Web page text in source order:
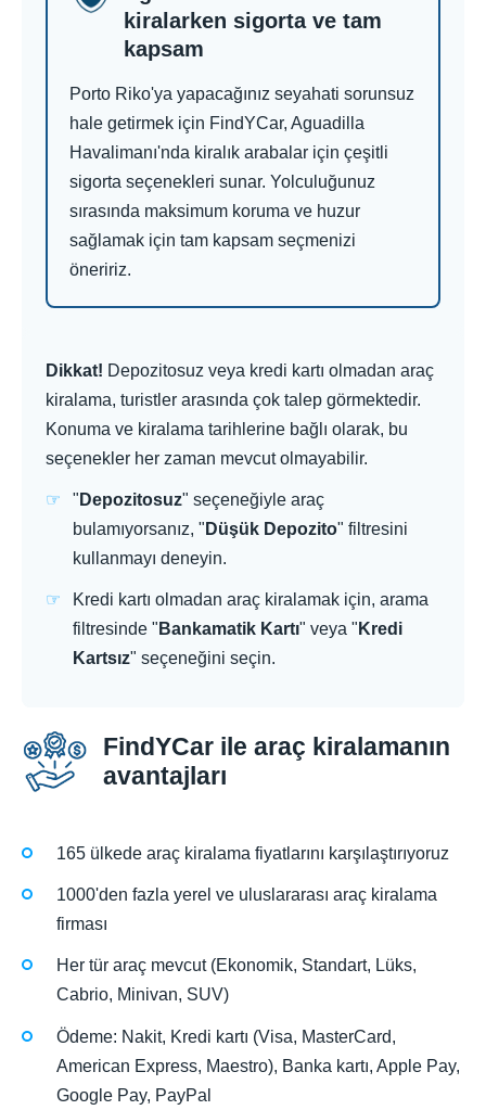
kiralarken sigorta ve tam
kapsam
Porto Riko'ya yapacağınız seyahati sorunsuz
hale getirmek için FindYCar, Aguadilla
Havalimanı'nda kiralık arabalar için çeşitli
sigorta seçenekleri sunar. Yolculuğunuz
sırasında maksimum koruma ve huzur
sağlamak için tam kapsam seçmenizi
öneririz.
Dikkat! Depozitosuz veya kredi kartı olmadan araç
kiralama, turistler arasında çok talep görmektedir.
Konuma ve kiralama tarihlerine bağlı olarak, bu
seçenekler her zaman mevcut olmayabilir.
" Depozitosuz" seçeneğiyle araç
bulamıyorsanız, " Düşük Depozito" filtresini
kullanmayı deneyin.
Kredi kartı olmadan araç kiralamak için, arama
filtresinde " Bankamatik Kartı" veya " Kredi
Kartsız" seçeneğini seçin.
FindYCar ile araç kiralamanın
avantajları
165 ülkede araç kiralama fiyatlarını karşılaştırıyoruz
1000'den fazla yerel ve uluslararası araç kiralama
firması
Her tür araç mevcut (Ekonomik, Standart, Lüks,
Cabrio, Minivan, SUV)
Ödeme: Nakit, Kredi kartı (Visa, MasterCard,
American Express, Maestro), Banka kartı, Apple Pay,
Google Pay, PayPal